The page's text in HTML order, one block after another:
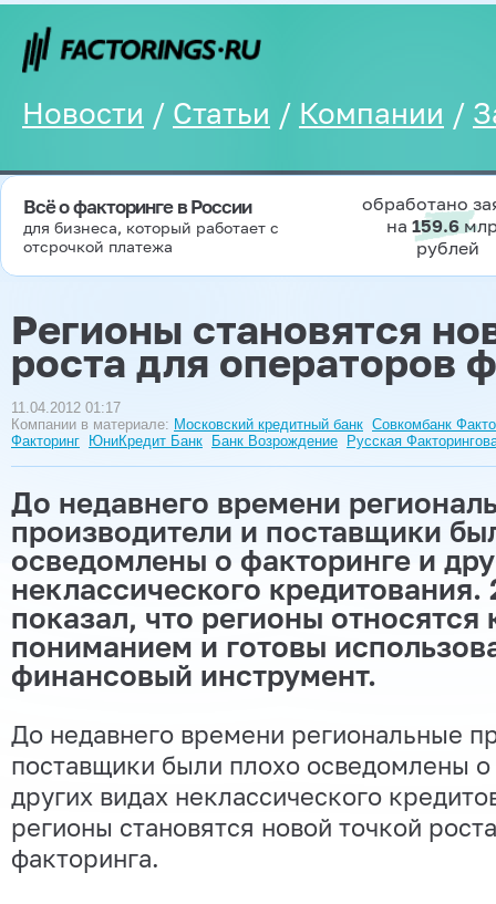
Новости / Статьи / Компании /
Всё о факторинге в России
для бизнеса, который работает с
отсрочкой платежа
обработано
на 159.6
рублей
Регионы становятся
роста для операторов
11.04.2012 01:17
Компании в материале: Московский кредитный банк Совкомбанк
Факторинг
ЮниКредит Банк Банк Возрождение Русская
До недавнего времени
производители и поставщики
осведомлены о факторинге и
неклассического кредитования.
показал, что регионы относятся
пониманием и готовы
финансовый инструмент.
До недавнего времени региональные
поставщики были плохо осведомлены
других видах неклассического
регионы становятся новой точкой
факторинга.